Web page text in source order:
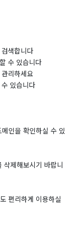
색합니다
수 있습니다
리하세요
있습니다
인을 확인하실 수 있
삭제해보시기 바랍니
편리하게 이용하실